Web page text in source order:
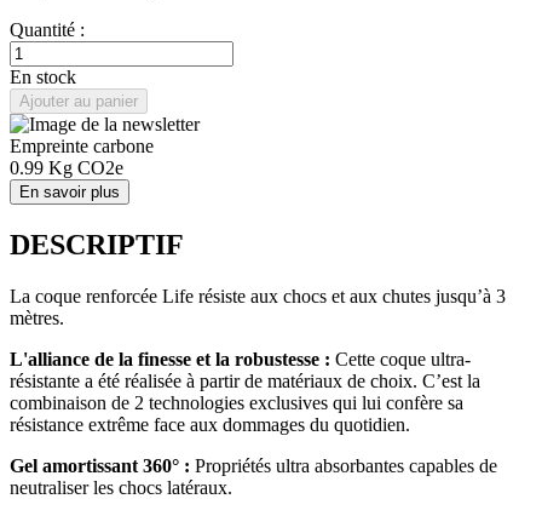
Quantité :
En stock
Ajouter au panier
Empreinte carbone
0.99 Kg CO2e
En savoir plus
DESCRIPTIF
La coque renforcée Life résiste aux chocs et aux chutes jusqu’à 3
mètres.
L'alliance de la finesse et la robustesse : Cette coque ultra-
résistante a été réalisée à partir de matériaux de choix. C’est la
combinaison de 2 technologies exclusives qui lui confère sa
résistance extrême face aux dommages du quotidien.
Gel amortissant 360° : Propriétés ultra absorbantes capables de
neutraliser les chocs latéraux.